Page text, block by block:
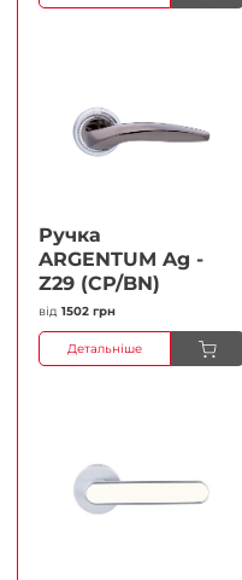
Ручка
ARGENTUM Ag -
Z29 (CP/BN)
від 1502 грн
Детальніше